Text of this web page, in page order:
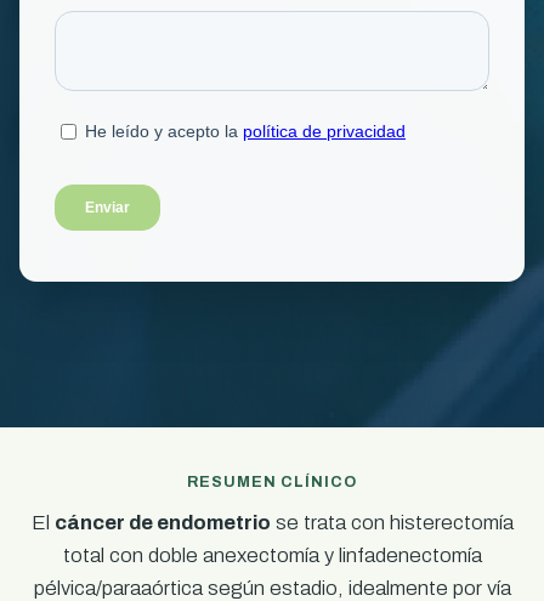
RESUMEN CLÍNICO
El cáncer de endometrio se trata con histerectomía
total con doble anexectomía y linfadenectomía
pélvica/paraaórtica según estadio, idealmente por vía